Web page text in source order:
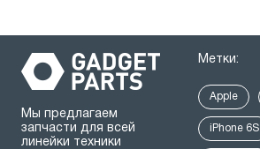
Мы предлагаем
запчасти для всей
линейки техники
Метки:
Apple
iPhone 6S